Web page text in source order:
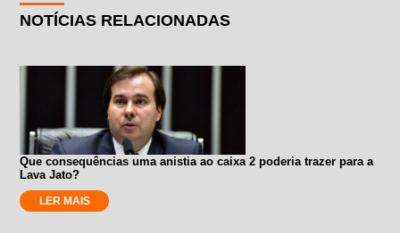
NOTÍCIAS RELACIONADAS
Que consequências uma anistia ao caixa 2 poderia trazer para a
Lava Jato?
LER MAIS